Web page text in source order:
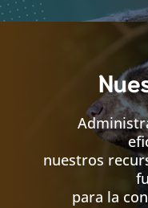
nuestros
para la